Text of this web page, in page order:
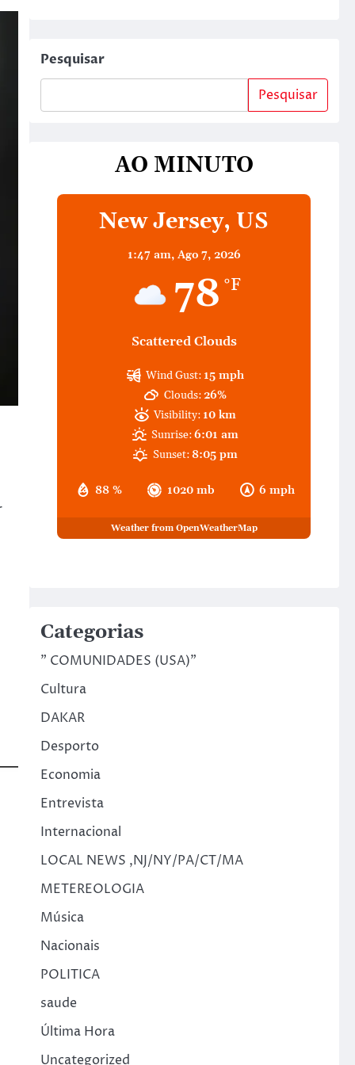
Pesquisar
Pesquisar
AO MINUTO
New Jersey, US
1:47 am, Ago 7, 2026
78 °F
Scattered Clouds
88 % 1020 mb 6 mph
Wind Gust: 15 mph
Clouds:26%
Visibility: 10 km
Sunrise:6:01 am
Sunset:8:05 pm
Weather from OpenWeatherMap
Categorias
" COMUNIDADES (USA)"
Cultura
DAKAR
Desporto
Economia
Entrevista
Internacional
LOCAL NEWS ,NJ/NY/PA/CT/MA
METEREOLOGIA
Música
Nacionais
POLITICA
saude
Última Hora
Uncategorized